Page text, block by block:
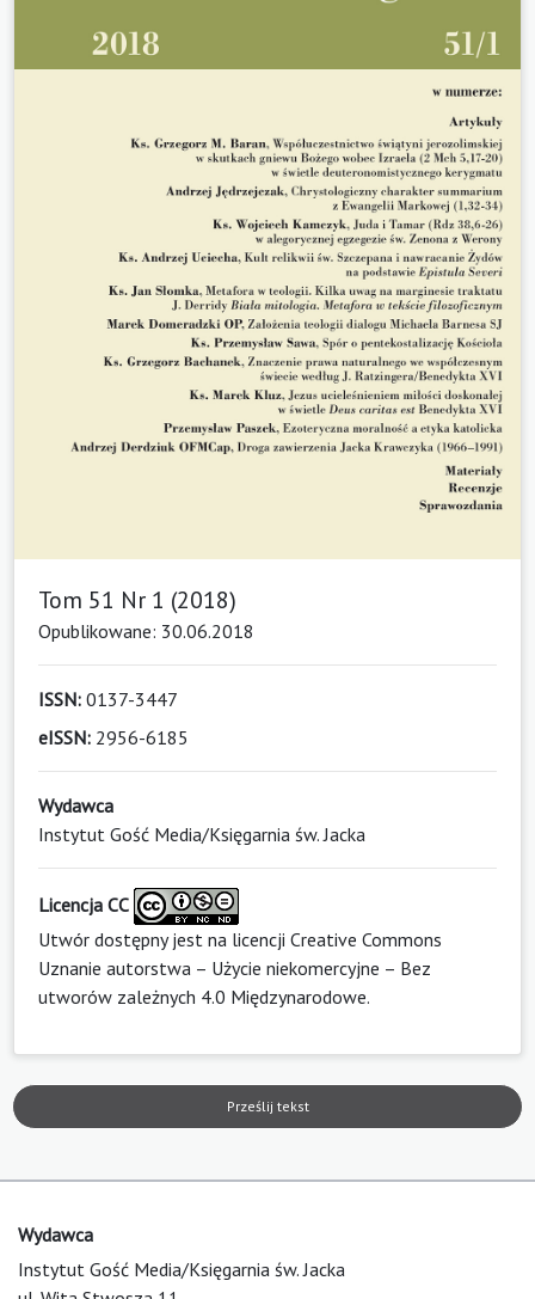
Tom 51 Nr 1 (2018)
Opublikowane: 30.06.2018
ISSN: 0137-3447
eISSN: 2956-6185
Wydawca
Instytut Gość Media/Księgarnia św. Jacka
Licencja CC
Utwór dostępny jest na licencji Creative Commons
Uznanie autorstwa – Użycie niekomercyjne – Bez
utworów zależnych 4.0 Międzynarodowe.
Prześlij tekst
Wydawca
Instytut Gość Media/Księgarnia św. Jacka